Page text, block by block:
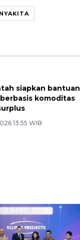
siapkan bantuan
komoditas
13:55 WIB